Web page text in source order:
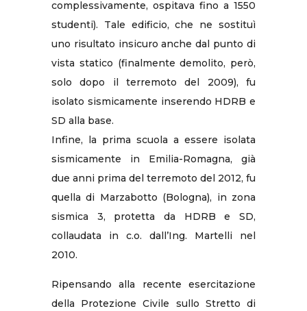
complessivamente, ospitava fino a 1550
studenti). Tale edificio, che ne sostituì
uno risultato insicuro anche dal punto di
vista statico (finalmente demolito, però,
solo dopo il terremoto del 2009), fu
isolato sismicamente inserendo HDRB e
SD alla base.
Infine, la prima scuola a essere isolata
sismicamente in Emilia-Romagna, già
due anni prima del terremoto del 2012, fu
quella di Marzabotto (Bologna), in zona
sismica 3, protetta da HDRB e SD,
collaudata in c.o. dall’Ing. Martelli nel
2010.
Ripensando alla recente esercitazione
della Protezione Civile sullo Stretto di